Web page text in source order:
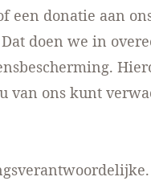
een donatie aan
doen we in
ons kunt